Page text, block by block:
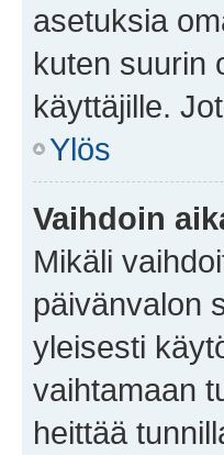
asetuksia
kuten suurin
käyttäjille.
Ylös
Vaihdoin
Mikäli
päivänvalon
yleisesti
vaihtamaan
heittää